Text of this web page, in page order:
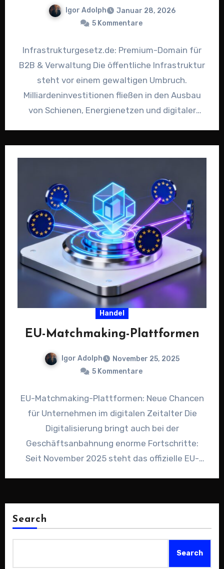
Igor Adolph
Januar 28, 2026
5 Kommentare
Infrastrukturgesetz.de: Premium-Domain für
B2B & Verwaltung Die öffentliche Infrastruktur
steht vor einem gewaltigen Umbruch.
Milliardeninvestitionen fließen in den Ausbau
von Schienen, Energienetzen und digitaler
Handel
EU-Matchmaking-Plattformen
Igor Adolph
November 25, 2025
5 Kommentare
EU-Matchmaking-Plattformen: Neue Chancen
für Unternehmen im digitalen Zeitalter Die
Digitalisierung bringt auch bei der
Geschäftsanbahnung enorme Fortschritte:
Seit November 2025 steht das offizielle EU-
Search
Search